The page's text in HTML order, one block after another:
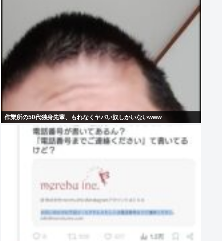
作業所の50代独身先輩、もれなくヤバい奴しかいないwww